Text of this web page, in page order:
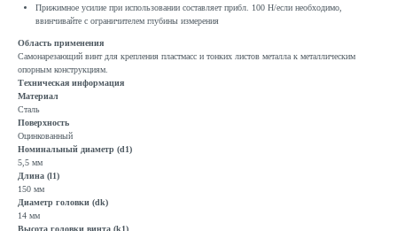
Прижимное усилие при использовании составляет прибл. 100 Н/если необходимо,
ввинчивайте с ограничителем глубины измерения
Область применения
Самонарезающий винт для крепления пластмасс и тонких листов металла к металлическим
опорным конструкциям.
Техническая информация
Материал
Сталь
Поверхность
Оцинкованный
Номинальный диаметр (d1)
5,5 мм
Длина (l1)
150 мм
Диаметр головки (dk)
14 мм
Высота головки винта (k1)